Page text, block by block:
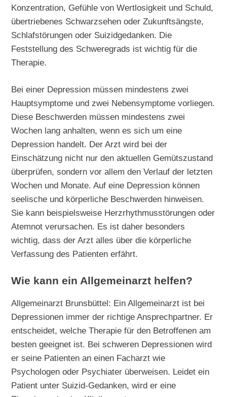
Konzentration, Gefühle von Wertlosigkeit und Schuld,
übertriebenes Schwarzsehen oder Zukunftsängste,
Schlafstörungen oder Suizidgedanken. Die
Feststellung des Schweregrads ist wichtig für die
Therapie.
Bei einer Depression müssen mindestens zwei
Hauptsymptome und zwei Nebensymptome vorliegen.
Diese Beschwerden müssen mindestens zwei
Wochen lang anhalten, wenn es sich um eine
Depression handelt. Der Arzt wird bei der
Einschätzung nicht nur den aktuellen Gemütszustand
überprüfen, sondern vor allem den Verlauf der letzten
Wochen und Monate. Auf eine Depression können
seelische und körperliche Beschwerden hinweisen.
Sie kann beispielsweise Herzrhythmusstörungen oder
Atemnot verursachen. Es ist daher besonders
wichtig, dass der Arzt alles über die körperliche
Verfassung des Patienten erfährt.
Wie kann ein Allgemeinarzt helfen?
Allgemeinarzt Brunsbüttel: Ein Allgemeinarzt ist bei
Depressionen immer der richtige Ansprechpartner. Er
entscheidet, welche Therapie für den Betroffenen am
besten geeignet ist. Bei schweren Depressionen wird
er seine Patienten an einen Facharzt wie
Psychologen oder Psychiater überweisen. Leidet ein
Patient unter Suizid-Gedanken, wird er eine